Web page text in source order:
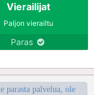
Vierailijat
Paljon vierailtu
Paras
parasta palvelua, ole